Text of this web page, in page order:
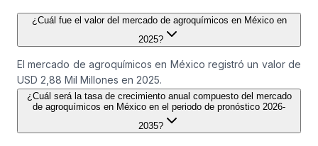
¿Cuál fue el valor del mercado de agroquímicos en México en
2025?
El mercado de agroquímicos en México registró un valor de
USD 2,88 Mil Millones en 2025.
¿Cuál será la tasa de crecimiento anual compuesto del mercado
de agroquímicos en México en el periodo de pronóstico 2026-
2035?